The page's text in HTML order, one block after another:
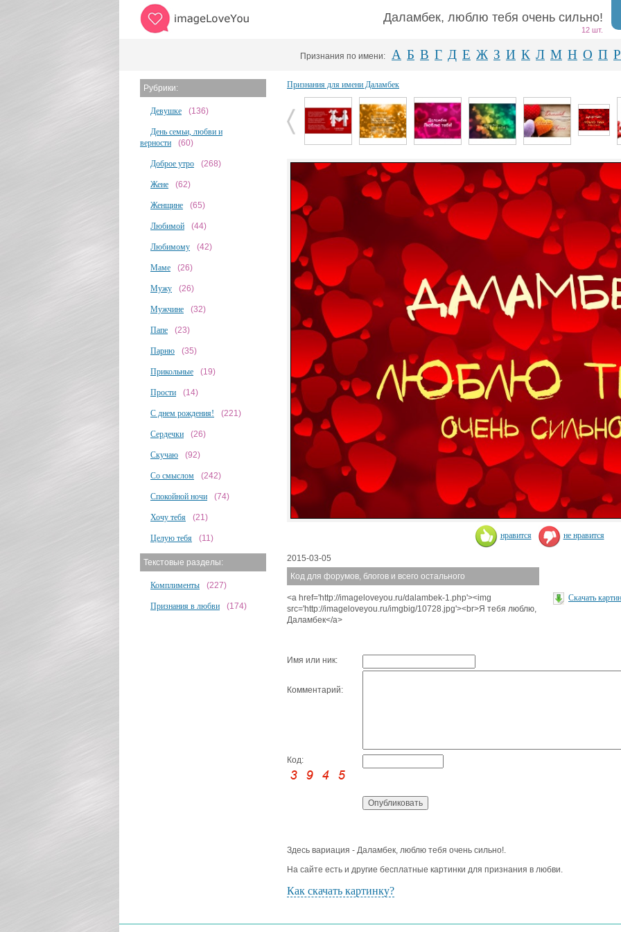
Даламбек, люблю тебя очень сильно!
12 шт.
Признания по имени: А Б В Г Д Е Ж З И К Л М Н О П Р
Рубрики:
Девушке (136)
День семьи, любви и
верности
(60)
Доброе утро (268)
Жене (62)
Женщине (65)
Любимой (44)
Любимому (42)
Маме (26)
Мужу (26)
Мужчине (32)
Папе (23)
Парню (35)
Прикольные (19)
Прости (14)
С днем рождения! (221)
Сердечки (26)
Скучаю (92)
Со смыслом (242)
Спокойной ночи (74)
Хочу тебя (21)
Целую тебя (11)
Текстовые разделы:
Комплименты (227)
Признания в любви (174)
Признания для имени Даламбек
нравится не нравится
2015-03-05
Код для форумов, блогов и всего остального
<a href='http://imageloveyou.ru/dalambek-1.php'><img
src='http://imageloveyou.ru/imgbig/10728.jpg'><br>Я тебя люблю,
Даламбек</a>
Скачать
Имя или ник:
Комментарий:
Код:
Здесь вариация - Даламбек, люблю тебя очень сильно!.
На сайте есть и другие бесплатные картинки для признания в любви.
Как скачать картинку?